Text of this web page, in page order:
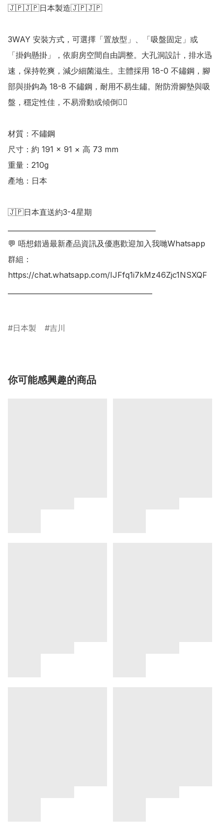
🇯🇵🇯🇵日本製造🇯🇵🇯🇵
3WAY 安裝方式，可選擇「置放型」、「吸盤固定」或
「掛鉤懸掛」，依廚房空間自由調整。大孔洞設計，排水迅
速，保持乾爽，減少細菌滋生。主體採用 18-0 不鏽鋼，腳
部與掛鉤為 18-8 不鏽鋼，耐用不易生鏽。附防滑腳墊與吸
盤，穩定性佳，不易滑動或傾倒👍🏻
材質：不鏽鋼
尺寸：約 191 × 91 × 高 73 mm
重量：210g
產地：日本
🇯🇵日本直送約3-4星期
💬 唔想錯過最新產品資訊及優惠歡迎加入我哋Whatsapp
群組：
https://chat.whatsapp.com/IJFfq1i7kMz46Zjc1NSXQF
日本製 吉川
你可能感興趣的商品